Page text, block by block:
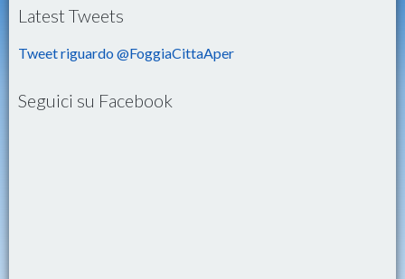
Latest Tweets
Tweet riguardo @FoggiaCittaAper
Seguici su Facebook